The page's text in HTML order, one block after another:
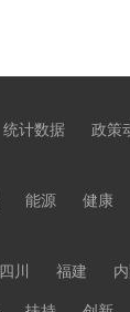
统计数据 政策
能源 健康
四川 福建